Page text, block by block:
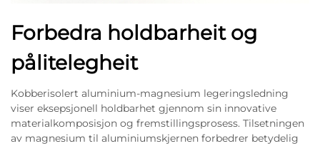
Forbedra holdbarheit og
pålitelegheit
Kobberisolert aluminium-magnesium legeringsledning
viser eksepsjonell holdbarhet gjennom sin innovative
materialkomposisjon og fremstillingsprosess. Tilsetningen
av magnesium til aluminiumskjernen forbedrer betydelig